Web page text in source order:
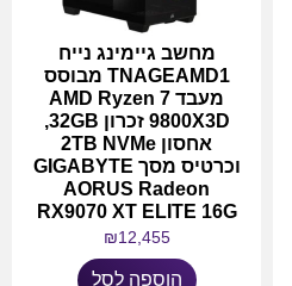
מחשב גיימינג נייח
TNAGEAMD1 מבוסס
מעבד AMD Ryzen 7
9800X3D זכרון 32GB,
אחסון 2TB NVMe
וכרטיס מסך GIGABYTE
AORUS Radeon
RX9070 XT ELITE 16G
₪12,455
הוספה לסל